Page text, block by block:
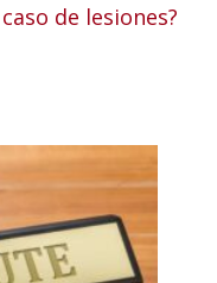
de lesiones?